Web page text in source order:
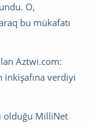
O,
bu mükafatı
Aztwi.com:
verdiyi
olduğu MilliNet